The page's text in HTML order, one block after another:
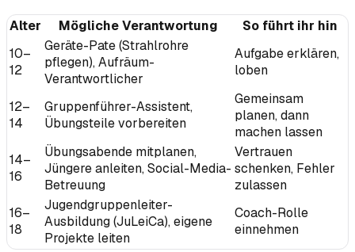
Alter Mögliche Verantwortung
So führt ihr hin
10–
12
Geräte-Pate (Strahlrohre
pflegen), Aufräum-
Verantwortlicher
Aufgabe erklären,
loben
12–
14
Gruppenführer-Assistent,
Übungsteile vorbereiten
Gemeinsam
planen, dann
machen lassen
14–
16
Übungsabende mitplanen,
Jüngere anleiten, Social-Media-
Betreuung
Vertrauen
schenken, Fehler
zulassen
16–
18
Jugendgruppenleiter-
Ausbildung (JuLeiCa), eigene
Projekte leiten
Coach-Rolle
einnehmen